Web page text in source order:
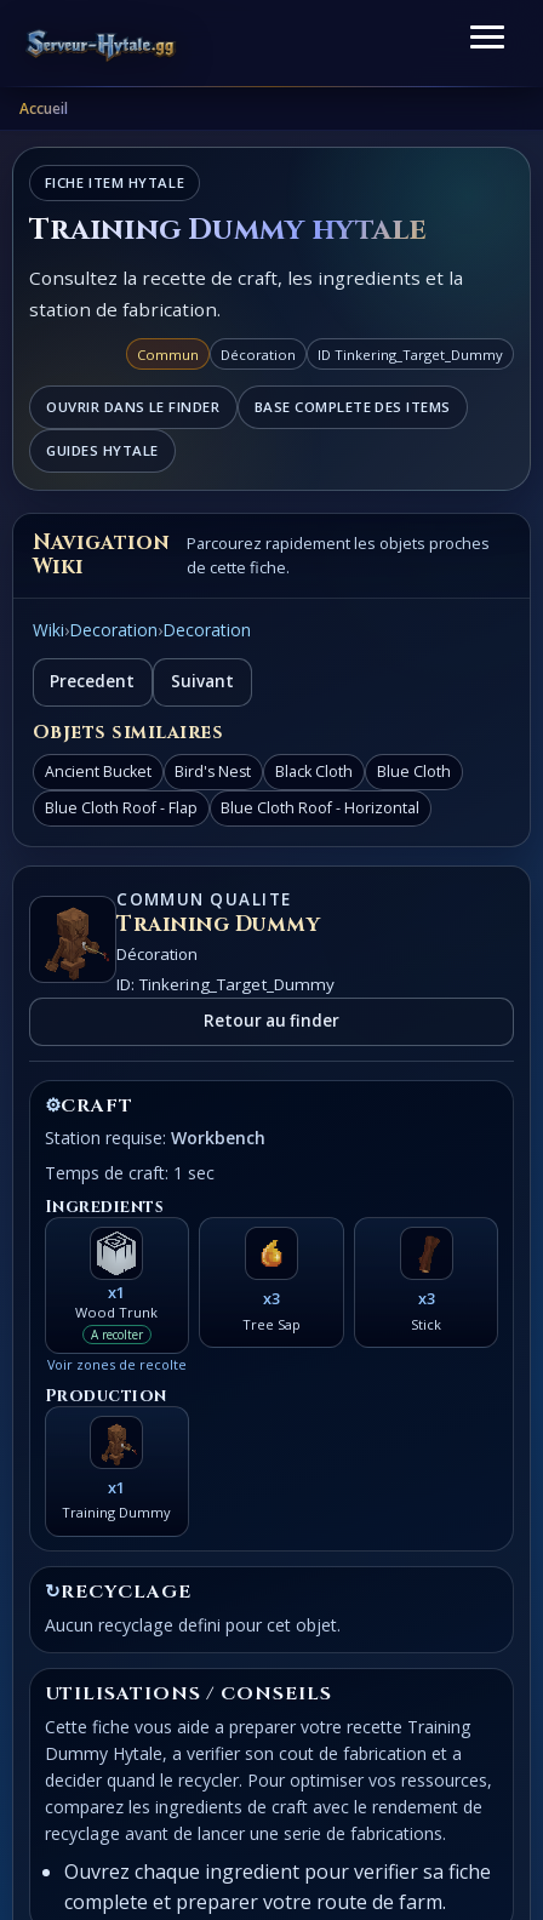
Accueil
FICHE ITEM HYTALE
Training Dummy hytale
Consultez la recette de craft, les ingredients et la
station de fabrication.
Commun Décoration ID Tinkering_Target_Dummy
OUVRIR DANS LE FINDER BASE COMPLETE DES ITEMS
GUIDES HYTALE
Navigation
Wiki
Parcourez rapidement les objets proches
de cette fiche.
Wiki›Decoration›Decoration
Precedent Suivant
Objets similaires
Ancient Bucket Bird's Nest Black Cloth
Blue Cloth
Blue Cloth Roof - Flap
Blue Cloth Roof - Horizontal
COMMUN QUALITE
Training Dummy
Décoration
ID: Tinkering_Target_Dummy
Retour au finder
⚙CRAFT
Station requise: Workbench
Temps de craft: 1 sec
Ingredients
x1
Wood Trunk
A recolter
Voir zones de recolte
x3
Tree Sap
x3
Stick
Production
x1
Training Dummy
↻RECYCLAGE
Aucun recyclage defini pour cet objet.
UTILISATIONS / CONSEILS
Cette fiche vous aide a preparer votre recette Training
Dummy Hytale, a verifier son cout de fabrication et a
decider quand le recycler. Pour optimiser vos ressources,
comparez les ingredients de craft avec le rendement de
recyclage avant de lancer une serie de fabrications.
Ouvrez chaque ingredient pour verifier sa fiche
complete et preparer votre route de farm.